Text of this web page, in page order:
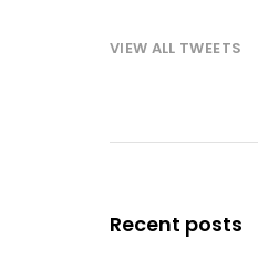
VIEW ALL TWEETS
Recent posts